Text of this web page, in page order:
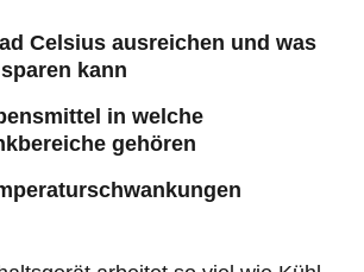
Celsius ausreichen und was
kann
in welche
gehören